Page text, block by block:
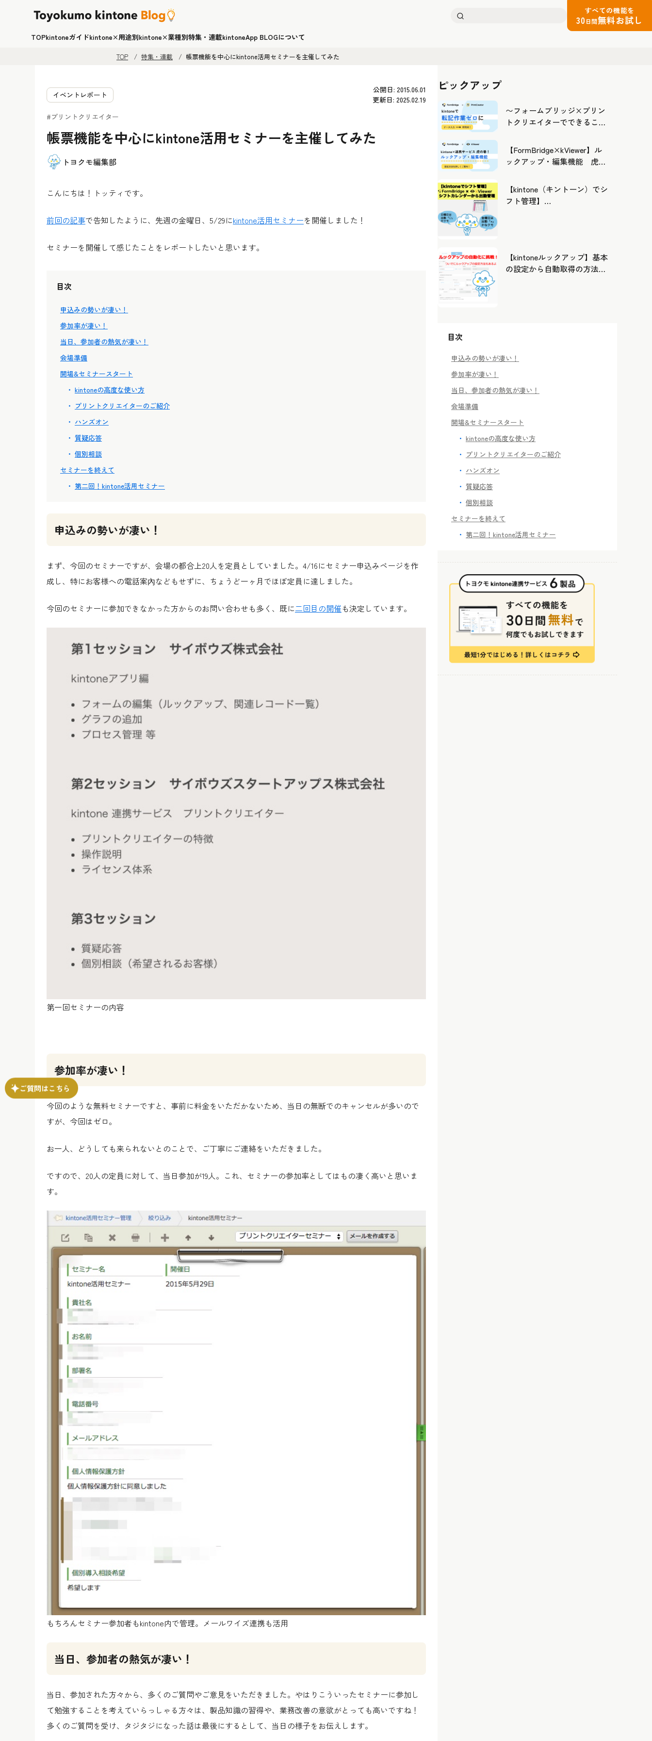
検
すべての機能を
30 日間無料お試し
TOPkintoneガイドkintone×用途別kintone×業種別特集・連載kintoneApp BLOGについて
TOP 特集・連載 帳票機能を中心にkintone活用セミナーを主催してみた
イベントレポート
公開日: 2015.06.01
更新日: 2025.02.19
#プリントクリエイター
帳票機能を中心にkintone活用セミナーを主催してみた
トヨクモ編集部
こんにちは！トッティです。
前回の記事で告知したように、先週の金曜日、5/29にkintone活用セミナーを開催しました！
セミナーを開催して感じたことをレポートしたいと思います。
目次
申込みの勢いが凄い！
参加率が凄い！
当日、参加者の熱気が凄い！
会場準備
開場&セミナースタート
kintoneの高度な使い方
プリントクリエイターのご紹介
ハンズオン
質疑応答
個別相談
セミナーを終えて
第二回！kintone活用セミナー
申込みの勢いが凄い！
まず、今回のセミナーですが、会場の都合上20人を定員としていました。4/16にセミナー申込みページを作
成し、特にお客様への電話案內などもせずに、ちょうど一ヶ月でほぼ定員に達しました。
今回のセミナーに参加できなかった方からのお問い合わせも多く、既に二回目の開催も決定しています。
第一回セミナーの内容
参加率が凄い！
今回のような無料セミナーですと、事前に料金をいただかないため、当日の無断でのキャンセルが多いので
すが、今回はゼロ。
お一人、どうしても来られないとのことで、ご丁寧にご連絡をいただきました。
ですので、20人の定員に対して、当日参加が19人。これ、セミナーの参加率としてはもの凄く高いと思いま
す。
もちろんセミナー参加者もkintone内で管理。メールワイズ連携も活用
当日、参加者の熱気が凄い！
当日、参加された方々から、多くのご質問やご意見をいただきました。やはりこういったセミナーに参加し
て勉強することを考えていらっしゃる方々は、製品知識の習得や、業務改善の意欲がとっても高いですね！
多くのご質問を受け、タジタジになった話は最後にするとして、当日の様子をお伝えします。
ピックアップ
〜フォームブリッジ×プリン
トクリエイターでできるこ
よう
【FormBridge×kViewer】ル
ックアップ・編集機能 虎の
【kintone（キントーン）でシ
フト管理】
【kintoneルックアップ】基本
の設定から自動取得の方法ま
目次
申込みの勢いが凄い！
参加率が凄い！
当日、参加者の熱気が凄い！
会場準備
開場&セミナースタート
kintoneの高度な使い方
プリントクリエイターのご紹介
ハンズオン
質疑応答
個別相談
セミナーを終えて
第二回！kintone活用セミナー
ご質問はこちら